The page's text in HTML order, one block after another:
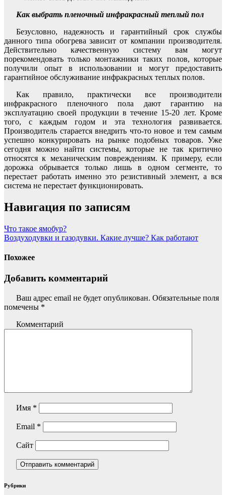
Как выбрать пленочный инфракрасный теплый пол
Безусловно, надежность и гарантийный срок службы
данного типа обогрева зависит от компании производителя.
Действительно качественную систему вам могут
порекомендовать только монтажники таких полов, которые
получили опыт в использовании и могут предоставить
гарантийное обслуживание инфракрасных теплых полов.
Как правило, практически все производители
инфракрасного пленочного пола дают гарантию на
эксплуатацию своей продукции в течение 15-20 лет. Кроме
того, с каждым годом и эта технология развивается.
Производитель старается внедрить что-то новое и тем самым
успешно конкурировать на рынке подобных товаров. Уже
сегодня можно найти системы, которые не так критично
относятся к механическим повреждениям. К примеру, если
дорожка обрывается только лишь в одном сегменте, то
перестает работать именно это резистивный элемент, а вся
система не перестает функционировать.
Навигация по записям
Что такое ямобур?
Воздуходувки и газодувки. Какие лучше? Как работают
Похожее
Добавить комментарий
Ваш адрес email не будет опубликован. Обязательные поля
помечены *
Комментарий
Имя *
Email *
Сайт
Рубрики